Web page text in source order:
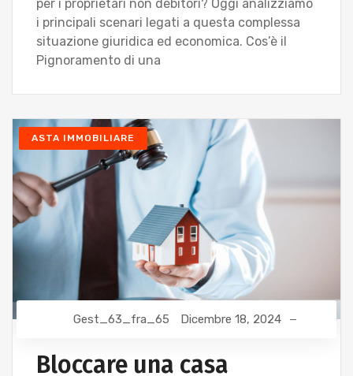
per i proprietari non debitori? Oggi analizziamo
i principali scenari legati a questa complessa
situazione giuridica ed economica. Cos’è il
Pignoramento di una
ASTA IMMOBILIARE
Gest_63_fra_65 Dicembre 18, 2024
Bloccare una casa